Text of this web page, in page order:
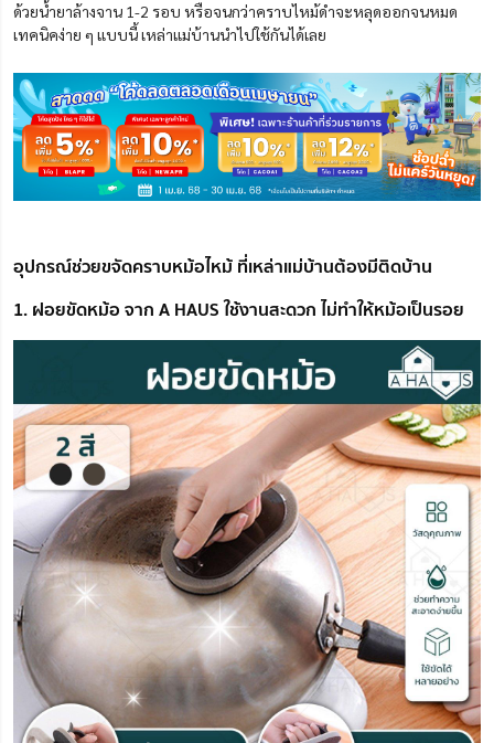
ด้วยน้ำยาล้างจาน 1-2 รอบ หรือจนกว่าคราบไหม้ดำจะหลุดออกจนหมด
เทคนิคง่าย ๆ แบบนี้ เหล่าแม่บ้านนำไปใช้กันได้เลย
อุปกรณ์ช่วยขจัดคราบหม้อไหม้ ที่เหล่าแม่บ้านต้องมีติดบ้าน
1. ฝอยขัดหม้อ จาก A HAUS ใช้งานสะดวก ไม่ทำให้หม้อเป็นรอย